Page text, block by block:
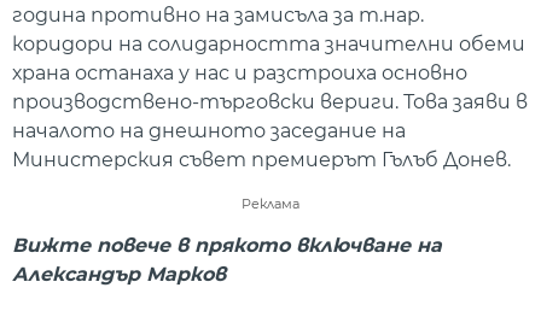
година противно на замисъла за т.нар.
коридори на солидарността значителни обеми
храна останаха у нас и разстроиха основно
производствено-търговски вериги. Това заяви в
началото на днешното заседание на
Министерския съвет премиерът Гълъб Донев.
Реклама
Вижте повече в прякото включване на
Александър Марков